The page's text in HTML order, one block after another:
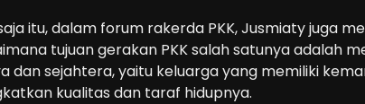
itu, dalam forum rakerda PKK, Jusmiaty juga
tujuan gerakan PKK salah satunya adalah
dan sejahtera, yaitu keluarga yang memiliki
kualitas dan taraf hidupnya.